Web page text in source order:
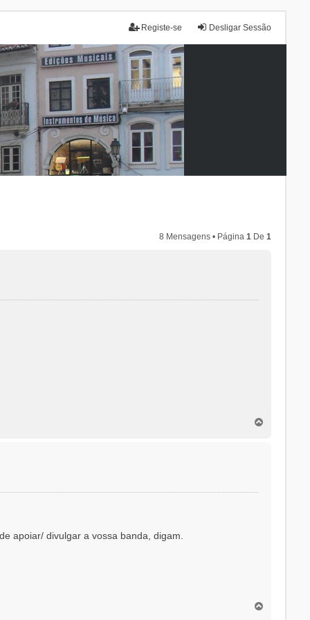
Desligar Sessão
Registe-se
8 Mensagens • Página1 De1
apoiar/ divulgar a vossa banda, digam.